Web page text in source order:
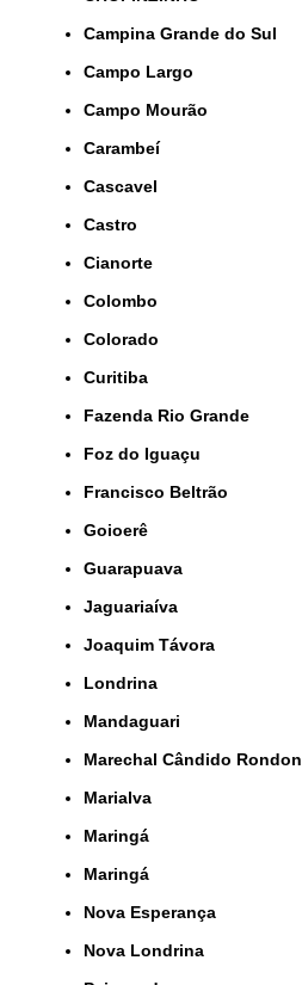
Campina Grande do Sul
Campo Largo
Campo Mourão
Carambeí
Cascavel
Castro
Cianorte
Colombo
Colorado
Curitiba
Fazenda Rio Grande
Foz do Iguaçu
Francisco Beltrão
Goioerê
Guarapuava
Jaguariaíva
Joaquim Távora
Londrina
Mandaguari
Marechal Cândido Rondon
Marialva
Maringá
Maringá
Nova Esperança
Nova Londrina